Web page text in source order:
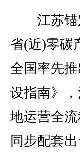
江苏锚
省(近)零碳
全国率先
设指南》
地运营全
同步配套